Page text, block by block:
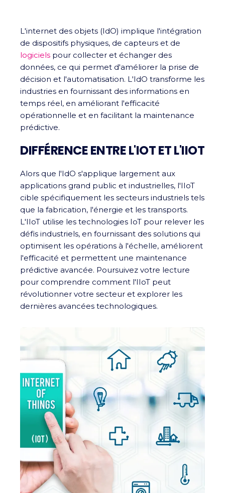
L'internet des objets (IdO) implique l'intégration
de dispositifs physiques, de capteurs et de
logiciels pour collecter et échanger des
données, ce qui permet d'améliorer la prise de
décision et l'automatisation. L'IdO transforme les
industries en fournissant des informations en
temps réel, en améliorant l'efficacité
opérationnelle et en facilitant la maintenance
prédictive.
DIFFÉRENCE ENTRE L'IOT ET L'IIOT
Alors que l'IdO s'applique largement aux
applications grand public et industrielles, l'IIoT
cible spécifiquement les secteurs industriels tels
que la fabrication, l'énergie et les transports.
L'IIoT utilise les technologies IoT pour relever les
défis industriels, en fournissant des solutions qui
optimisent les opérations à l'échelle, améliorent
l'efficacité et permettent une maintenance
prédictive avancée. Poursuivez votre lecture
pour comprendre comment l'IIoT peut
révolutionner votre secteur et explorer les
dernières avancées technologiques.